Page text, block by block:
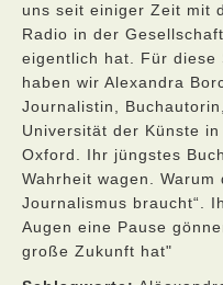
uns seit einiger Zeit mit
Radio in der
eigentlich hat. Für diese
haben wir Alexandra
Journalistin,
Universität der Künste
Oxford. Ihr jüngstes
Wahrheit wagen.
Journalismus braucht“.
Augen eine Pause
große Zukunft hat"